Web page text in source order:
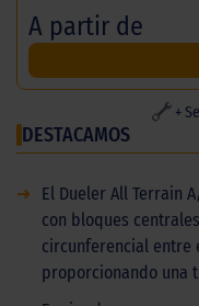
A partir de
+
DESTACAMOS
➜
El Dueler All Terrain
con bloques
circunferencial entre
proporcionando una